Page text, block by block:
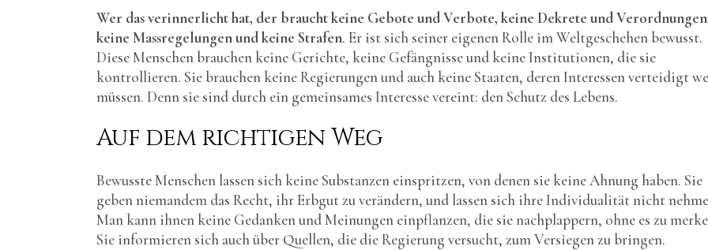
Wer das verinnerlicht hat, der braucht keine Gebote und Verbote, keine Dekrete und
keine Massregelungen und keine Strafen. Er ist sich seiner eigenen Rolle im Weltgeschehen bewusst.
Diese Menschen brauchen keine Gerichte, keine Gefängnisse und keine Institutionen, die sie
kontrollieren. Sie brauchen keine Regierungen und auch keine Staaten, deren Interessen verteidigt
müssen. Denn sie sind durch ein gemeinsames Interesse vereint: den Schutz des Lebens.
Auf dem richtigen Weg
Bewusste Menschen lassen sich keine Substanzen einspritzen, von denen sie keine Ahnung haben. Sie
geben niemandem das Recht, ihr Erbgut zu verändern, und lassen sich ihre Individualität nicht
Man kann ihnen keine Gedanken und Meinungen einpflanzen, die sie nachplappern, ohne es zu
Sie informieren sich auch über Quellen, die die Regierung versucht, zum Versiegen zu bringen.